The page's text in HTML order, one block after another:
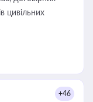
цивільних
+46